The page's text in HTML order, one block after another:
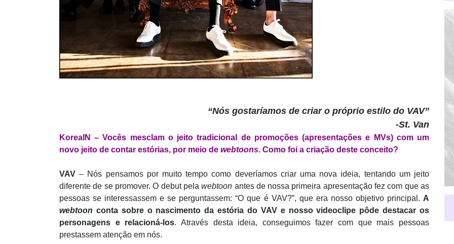
“Nós gostaríamos de criar o próprio estilo do VAV”
-St. Van
KoreaIN – Vocês mesclam o jeito tradicional de promoções (apresentações e MVs) com um
novo jeito de contar estórias, por meio de webtoons. Como foi a criação deste conceito?
VAV – Nós pensamos por muito tempo como deveríamos criar uma nova ideia, tentando um jeito
diferente de se promover. O debut pelawebtoon antes de nossa primeira apresentação fez com que as
pessoas se interessassem e se perguntassem: “O que é VAV?”, que era nosso objetivo principal. A
webtoon conta sobre o nascimento da estória do VAV e nosso videoclipe pôde destacar os
personagens e relacioná-los. Através desta ideia, conseguimos fazer com que mais pessoas
prestassem atenção em nós.